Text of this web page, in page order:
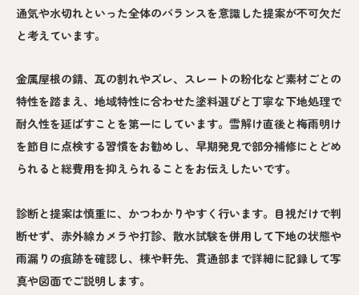
通気や水切れといった全体のバランスを意識した提案が不可欠だ
と考えています。
金属屋根の錆、瓦の割れやズレ、スレートの粉化など素材ごとの
特性を踏まえ、地域特性に合わせた塗料選びと丁寧な下地処理で
耐久性を延ばすことを第一にしています。雪解け直後と梅雨明け
を節目に点検する習慣をお勧めし、早期発見で部分補修にとどめ
られると総費用を抑えられることをお伝えしたいです。
診断と提案は慎重に、かつわかりやすく行います。目視だけで判
断せず、赤外線カメラや打診、散水試験を併用して下地の状態や
雨漏りの痕跡を確認し、棟や軒先、貫通部まで詳細に記録して写
真や図面でご説明します。